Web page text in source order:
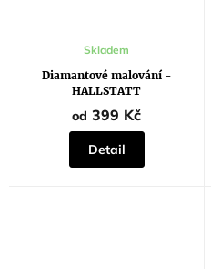
Diamantové malování -
HALLSTATT
Průměrné
produktu
je
5,0
z
5
hvězdiček.
Skladem
od 399 Kč
Detail